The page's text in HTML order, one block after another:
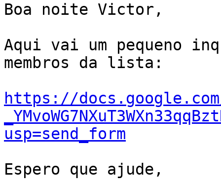
Boa noite Victor,
Aqui vai um pequeno
membros da lista:
https://
usp=send_form
Espero que ajude,